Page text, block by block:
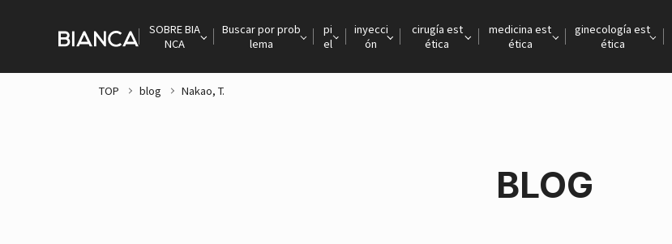
SOBRE BIA
NCA
Buscar por prob
lema
pi
el
inyecci
ón
cirugía est
ética
medicina est
ética
ginecología est
ética
TOP blog Nakao, T.
BLOG